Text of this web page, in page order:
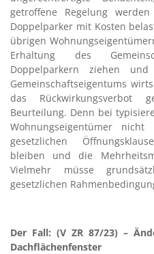
getroffene Regelung
Doppelparker mit Kosten
übrigen
Erhaltung des
Doppelparkern ziehen
Gemeinschaftseigentums
das Rückwirkungsverbot
Beurteilung. Denn bei
Wohnungseigentümer
gesetzlichen
bleiben und die
Vielmehr müsse
gesetzlichen
Der Fall: (V ZR 87/23) –
Dachflächenfenster